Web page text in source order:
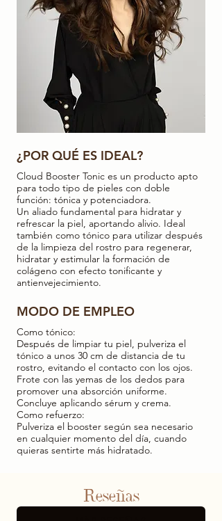
¿POR QUÉ ES IDEAL?
Cloud Booster Tonic es un producto apto
para todo tipo de pieles con doble
función: tónica y potenciadora.
Un aliado fundamental para hidratar y
refrescar la piel, aportando alivio. Ideal
también como tónico para utilizar después
de la limpieza del rostro para regenerar,
hidratar y estimular la formación de
colágeno con efecto tonificante y
antienvejecimiento.
MODO DE EMPLEO
Como tónico:
Después de limpiar tu piel, pulveriza el
tónico a unos 30 cm de distancia de tu
rostro, evitando el contacto con los ojos.
Frote con las yemas de los dedos para
promover una absorción uniforme.
Concluye aplicando sérum y crema.
Como refuerzo:
Pulveriza el booster según sea necesario
en cualquier momento del día, cuando
quieras sentirte más hidratado.
Reseñas